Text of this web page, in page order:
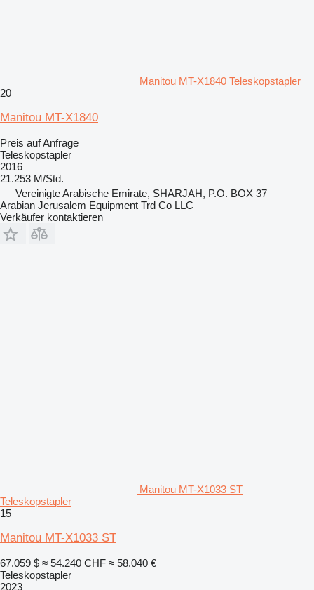
Manitou MT-X1840 Teleskopstapler
20
Manitou MT-X1840
Preis auf Anfrage
Teleskopstapler
2016
21.253 M/Std.
Vereinigte Arabische Emirate, SHARJAH, P.O. BOX 37
Arabian Jerusalem Equipment Trd Co LLC
Verkäufer kontaktieren
Manitou MT-X1033 ST
Teleskopstapler
15
Manitou MT-X1033 ST
67.059 $ ≈ 54.240 CHF ≈ 58.040 €
Teleskopstapler
2023